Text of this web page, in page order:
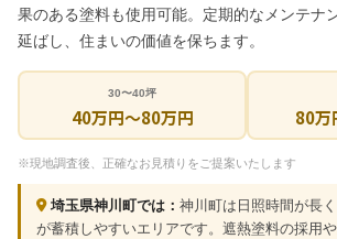
果のある塗料も使用可能。定期的なメンテナ
延ばし、住まいの価値を保ちます。
30〜40坪
40万円～80万円 80万
※現地調査後、正確なお見積りをご提案いたします
埼玉県神川町では： 神川町は日照時間が長
が蓄積しやすいエリアです。遮熱塗料の採用